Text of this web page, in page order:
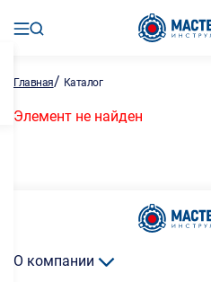
Главная/ Каталог
Элемент не найден
О компании